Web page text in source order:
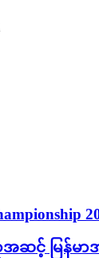
ဆင့် မြန်မာ